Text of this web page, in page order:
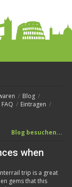
Blog
FAQ
Eintragen
Blog besuchen...
when
trip is a great
gems that this